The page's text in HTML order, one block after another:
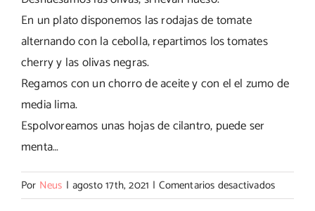
En un plato disponemos las rodajas de tomate
alternando con la cebolla, repartimos los tomates
cherry y las olivas negras.
Regamos con un chorro de aceite y con el el zumo de
media lima.
Espolvoreamos unas hojas de cilantro, puede ser
menta…
Por Neus | agosto 17th, 2021 | Comentarios desactivadosen
Ensalada